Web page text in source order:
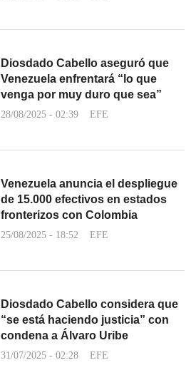
Diosdado Cabello aseguró que
Venezuela enfrentará “lo que
venga por muy duro que sea”
28/08/2025 - 02:39 EFE
Venezuela anuncia el despliegue
de 15.000 efectivos en estados
fronterizos con Colombia
25/08/2025 - 18:52 EFE
Diosdado Cabello considera que
“se está haciendo justicia” con
condena a Álvaro Uribe
31/07/2025 - 02:28 EFE